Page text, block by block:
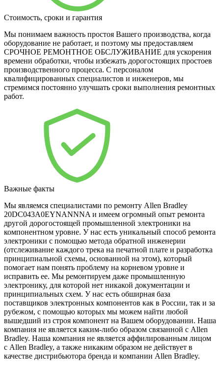
Стоимость, сроки и гарантия
Мы понимаем важность простоя Вашего производства, когда
оборудование не работает, и поэтому мы предоставляем
СРОЧНОЕ РЕМОНТНОЕ ОБСЛУЖИВАНИЕ для ускорения
времени обработки, чтобы избежать дорогостоящих простоев
производственного процесса. С персоналом
квалифицированных специалистов и инженеров, мы
стремимся постоянно улучшать сроки выполнения ремонтных
работ.
Важные факты
Мы являемся специалистами по ремонту Allen Bradley
20DC043A0EYNANNNA и имеем огромный опыт ремонта
другой дорогостоящей промышленной электроники на
компонентном уровне. У нас есть уникальный способ ремонта
электроники с помощью метода обратной инженерии
(отслеживание каждого трека на печатной плате и разработка
принципиальной схемы, основанной на этом), который
помогает нам понять проблему на корневом уровне и
исправить ее. Мы ремонтируем даже промышленную
электронику, для которой нет никакой документации и
принципиальных схем. У нас есть обширная база
поставщиков электронных компонентов как в России, так и за
рубежом, с помощью которых мы можем найти любой
вышедший из строя компонент на Вашем оборудовании. Наша
компания не является каким-либо образом связанной с Allen
Bradley. Наша компания не является аффилированным лицом
с Allen Bradley, а также никаким образом не действует в
качестве дистрибьютора бренда и компании Allen Bradley.